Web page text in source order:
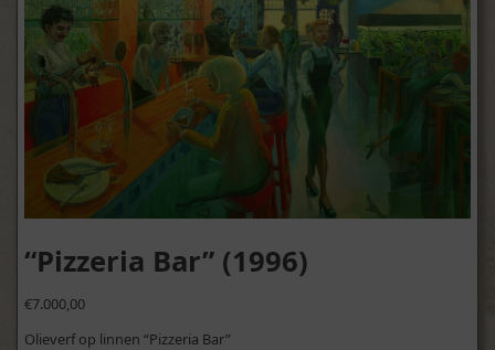
“Pizzeria Bar” (1996)
€7.000,00
Olieverf op linnen “Pizzeria Bar”